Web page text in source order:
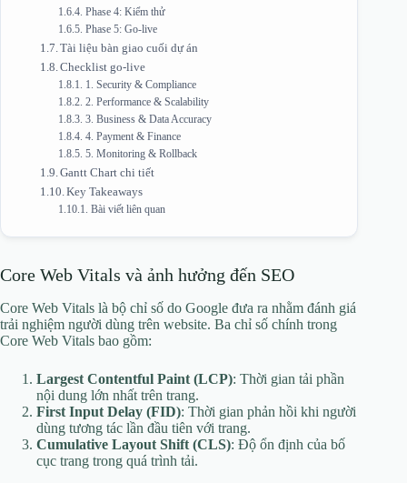
Phase 4: Kiểm thử
Phase 5: Go-live
Tài liệu bàn giao cuối dự án
Checklist go-live
1. Security & Compliance
2. Performance & Scalability
3. Business & Data Accuracy
4. Payment & Finance
5. Monitoring & Rollback
Gantt Chart chi tiết
Key Takeaways
Bài viết liên quan
Core Web Vitals và ảnh hưởng đến SEO
Core Web Vitals là bộ chỉ số do Google đưa ra nhằm đánh giá
trải nghiệm người dùng trên website. Ba chỉ số chính trong
Core Web Vitals bao gồm:
Largest Contentful Paint (LCP): Thời gian tải phần
nội dung lớn nhất trên trang.
First Input Delay (FID): Thời gian phản hồi khi người
dùng tương tác lần đầu tiên với trang.
Cumulative Layout Shift (CLS): Độ ổn định của bố
cục trang trong quá trình tải.